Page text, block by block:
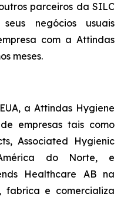
parceiros da SILC
negócios usuais
com a Attindas
meses.
a Attindas Hygiene
empresas tais como
Associated Hygienic
do Norte, e
Healthcare AB na
fabrica e comercializa